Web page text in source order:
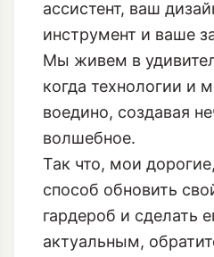
ассистент, ваш
инструмент и ваше
Мы живем в
когда технологии и
воедино, создавая
волшебное.
Так что, мои
способ обновить
гардероб и сделать
актуальным,